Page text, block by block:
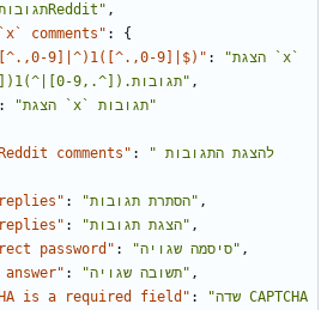
תגובות נוספות ב־Reddit" ,
comments" :
{
9]|^)1([^.,0-9]|$)" :
"הצגת `x`
תגובות.([^.,0-9]|^)1([^.,0-9]|$)" ,
:
"הצגת `x` תגובות"
comments" :
"להצגת התגובות
: "הסתרת תגובות" ,
replies" : "הצגת תגובות" ,
password" : "סיסמה שגויה" ,
answer" : "תשובה שגויה" ,
is a required field" :
"שדה CAPTCHA